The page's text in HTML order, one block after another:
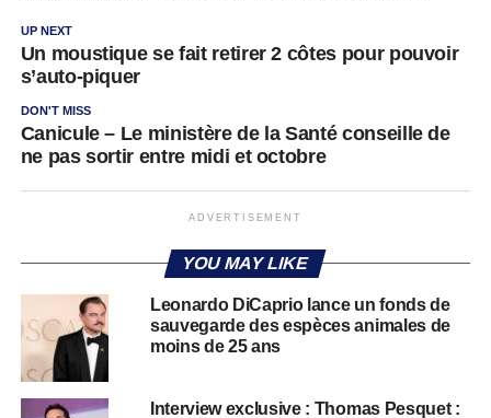
UP NEXT
Un moustique se fait retirer 2 côtes pour pouvoir
s’auto-piquer
DON'T MISS
Canicule – Le ministère de la Santé conseille de
ne pas sortir entre midi et octobre
ADVERTISEMENT
YOU MAY LIKE
Leonardo DiCaprio lance un fonds de
sauvegarde des espèces animales de
moins de 25 ans
Interview exclusive : Thomas Pesquet :